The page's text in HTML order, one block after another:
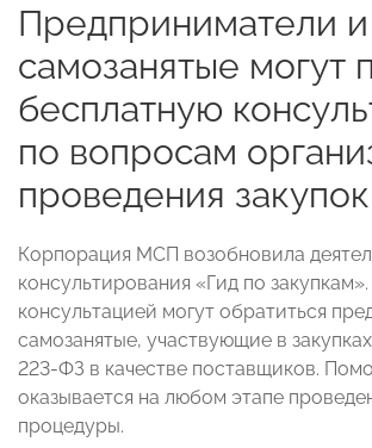
Предприниматели и
самозанятые могут
бесплатную
по вопросам
проведения закупок
Корпорация МСП возобновила
консультирования «Гид по закупкам».
консультацией могут обратиться
самозанятые, участвующие в
223-ФЗ в качестве поставщиков.
оказывается на любом этапе
процедуры.